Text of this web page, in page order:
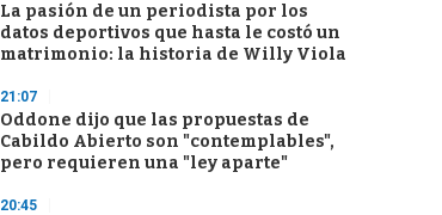
La pasión de un periodista por los
datos deportivos que hasta le costó un
matrimonio: la historia de Willy Viola
21:07
Oddone dijo que las propuestas de
Cabildo Abierto son "contemplables",
pero requieren una "ley aparte"
20:45